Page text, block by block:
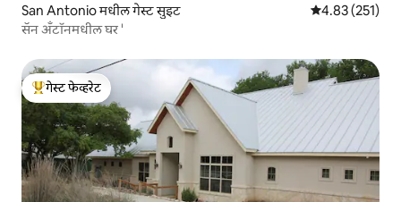
San Antonio मधील गेस्ट सुइट 5 पैकी 4.83
4.83 (251)
सॅन अँटॉनमधील घर '
टॉप गेस्ट फेव्हरेट
गेस्ट फेव्हरेट